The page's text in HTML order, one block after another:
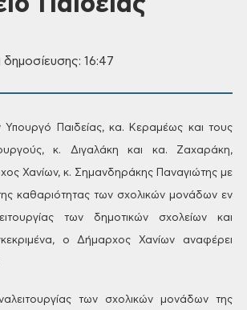
16:47
Υπουργό Παιδείας, κα. Κεραμέως και τους
κ. Διγαλάκη και κα. Ζαχαράκη,
Χανίων, κ. Σημανδηράκης Παναγιώτης με
καθαριότητας των σχολικών μονάδων εν
των δημοτικών σχολείων και
ο Δήμαρχος Χανίων αναφέρει
των σχολικών μονάδων της